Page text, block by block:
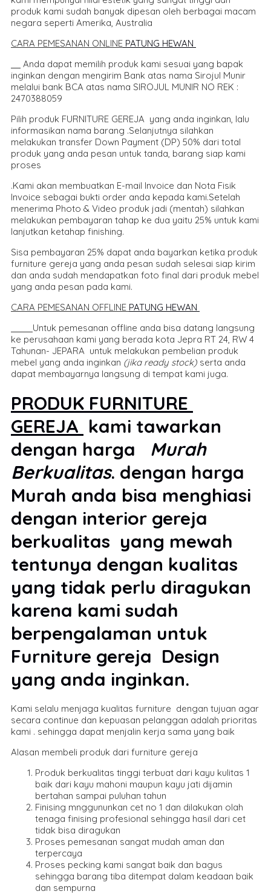
produk kami sudah banyak dipesan oleh berbagai macam
negara seperti Amerika, Australia
CARA PEMESANAN ONLINE PATUNG HEWAN
Anda dapat memilih produk kami sesuai yang bapak
inginkan dengan mengirim Bank atas nama Sirojul Munir
melalui bank BCA atas nama SIROJUL MUNIR NO REK :
2470388059
Pilih produk FURNITURE GEREJA yang anda inginkan, lalu
informasikan nama barang .Selanjutnya silahkan
melakukan transfer Down Payment (DP) 50% dari total
produk yang anda pesan untuk tanda, barang siap kami
proses
.Kami akan membuatkan E-mail Invoice dan Nota Fisik
Invoice sebagai bukti order anda kepada kami.Setelah
menerima Photo & Video produk jadi (mentah) silahkan
melakukan pembayaran tahap ke dua yaitu 25% untuk kami
lanjutkan ketahap finishing.
Sisa pembayaran 25% dapat anda bayarkan ketika produk
furniture gereja yang anda pesan sudah selesai siap kirim
dan anda sudah mendapatkan foto final dari produk mebel
yang anda pesan pada kami.
CARA PEMESANAN OFFLINE PATUNG HEWAN
Untuk pemesanan offline anda bisa datang langsung
ke perusahaan kami yang berada kota Jepra RT 24, RW 4
Tahunan- JEPARA untuk melakukan pembelian produk
mebel yang anda inginkan (jika ready stock) serta anda
dapat membayarnya langsung di tempat kami juga.
PRODUK FURNITURE
GEREJA kami tawarkan
dengan harga
Murah
Berkualitas. dengan harga
Murah anda bisa menghiasi
dengan interior gereja
berkualitas yang mewah
tentunya dengan kualitas
yang tidak perlu diragukan
karena kami sudah
berpengalaman untuk
Furniture gereja Design
yang anda inginkan.
Kami selalu menjaga kualitas furniture dengan tujuan agar
secara continue dan kepuasan pelanggan adalah prioritas
kami . sehingga dapat menjalin kerja sama yang baik
Alasan membeli produk dari furniture gereja
Produk berkualitas tinggi terbuat dari kayu kulitas 1
baik dari kayu mahoni maupun kayu jati dijamin
bertahan sampai puluhan tahun
Finising mnggununkan cet no 1 dan dilakukan olah
tenaga finising profesional sehingga hasil dari cet
tidak bisa diragukan
Proses pemesanan sangat mudah aman dan
terpercaya
Proses pecking kami sangat baik dan bagus
sehingga barang tiba ditempat dalam keadaan baik
dan sempurna